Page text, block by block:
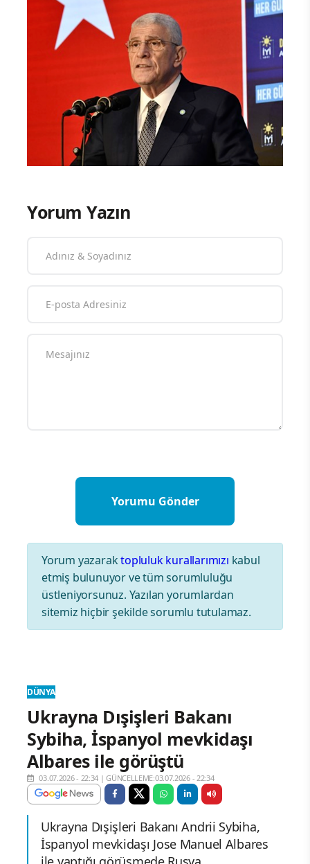
Yorum Yazın
Yorum yazaraktopluluk kurallarımızı kabul
etmiş bulunuyor ve tüm sorumluluğu
üstleniyorsunuz. Yazılan yorumlardan
sitemiz hiçbir şekilde sorumlu tutulamaz.
DÜNYA
Ukrayna Dışişleri Bakanı
Sybiha, İspanyol mevkidaşı
Albares ile görüştü
03.07.2026 - 22:34 |GÜNCELLEME:03.07.2026 - 22:34
Ukrayna Dışişleri Bakanı Andrii Sybiha,
İspanyol mevkidaşı Jose Manuel Albares